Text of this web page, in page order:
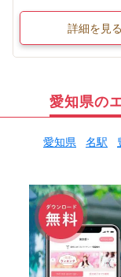
詳細を見る
愛知県の
愛知県 名駅